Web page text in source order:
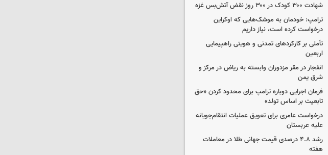
شهادت ۳۰۰ کودک در ۳۰۰ روز نقض آتش‌بس غزه
ترامپ: خودمان به موشک‌هایی که اوکراین
درخواست کرده است، نیاز داریم
تأملی بر کارکردهای تمدنی و هویتی راهپیمایی
اربعین
انفجار در مقر مزدوران وابسته به ریاض در مرکز و
شرق یمن
فرمان اجرایی دوباره ترامپ برای محدود کردن «حق
تابعیت بر اساس تولد»
درخواست عامری برای تعویق عملیات انتقام‌جویانه
علیه عربستان
رشد ۴.۸ درصدی قیمت جهانی طلا در معاملات
هفته